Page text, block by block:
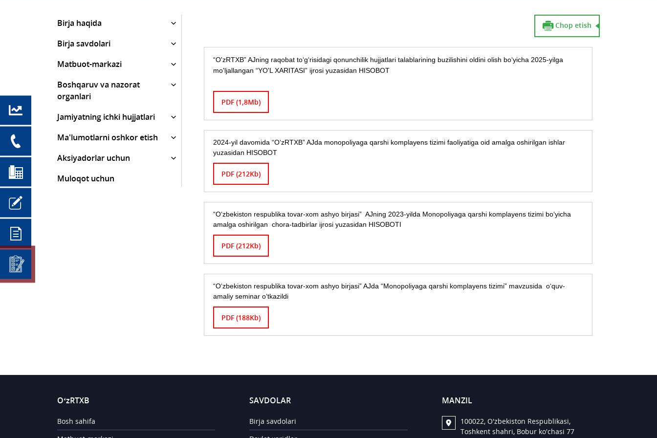
Birja haqida
Birja savdolari
Matbuot-markazi
Boshqaruv va nazorat
organlari
Jamiyatning ichki hujjatlari
Ma'lumotlarni oshkor etish
Aksiyadorlar uchun
Muloqot uchun
Chop etish
“O'zRTXB” AJning raqobat tо‘g‘risidagi qonunchilik hujjatlari talablarining buzilishini oldini olish bо‘yicha 2025-yilga
mo'ljallangan “YO'L XARITASI” ijrosi yuzasidan HISOBOT
PDF (1,8Mb)
2024-yil davomida “O‘zRTXB” AJda monopoliyaga qarshi komplayens tizimi faoliyatiga oid amalga oshirilgan ishlar
yuzasidan HISOBOT
PDF (212Kb)
“O‘zbekiston respublika tovar-xom ashyo birjasi” AJning 2023-yilda Monopoliyaga qarshi komplayens tizimi bo‘yicha
amalga oshirilgan chora-tadbirlar ijrosi yuzasidan HISOBOTI
PDF (212Kb)
“O‘zbekiston respublika tovar-xom ashyo birjasi” AJda “Monopoliyaga qarshi komplayens tizimi” mavzusida o‘quv-
amaliy seminar o‘tkazildi
PDF (188Kb)
O‘zRTXB
Bosh sahifa
SAVDOLAR
Birja savdolari
MANZIL
100022, O'zbekiston Respublikasi,
Toshkent shahri, Bobur ko'chasi 77